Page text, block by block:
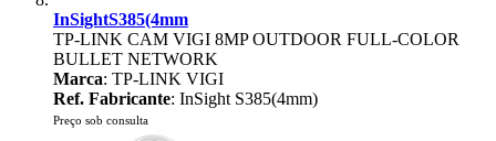
InSightS385(4mm
TP-LINK CAM VIGI 8MP OUTDOOR FULL-COLOR
BULLET NETWORK
Marca: TP-LINK VIGI
Ref. Fabricante: InSight S385(4mm)
Preço sob consulta